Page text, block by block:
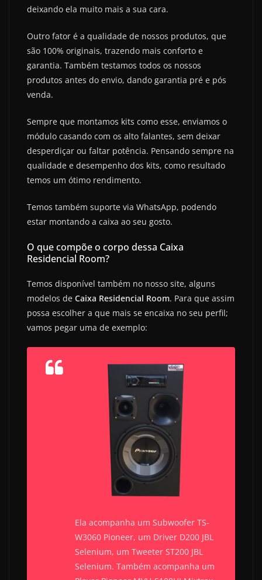
deixando ela muito mais a sua cara.
Outro fator é a qualidade de nossos produtos, que
são 100% originais, trazendo mais conforto e
garantia. Também testamos todos os nossos
produtos antes do envio, dando garantia pré e pós
venda.
Sempre que montamos kits como esse, enviamos o
módulo casando com os alto falantes, sem deixar
desperdiçar ou faltar potência. Pensando sempre na
qualidade e desempenho dos kits, como resultado
temos um ótimo rendimento.
Temos também suporte via WhatsApp, podendo
estar montando a caixa ao seu gosto.
O que compõe o corpo dessa Caixa
Residencial Room?
Temos disponível também no nosso site, alguns
modelos de Caixa Residencial Room. Para que assim
possa escolher a que mais se encaixa no seu perfil;
vamos pegar uma de exemplo:
Ela acompanha um Subwoofer TS-
W3060 Pioneer, um Driver D200 JBL
Selenium, um Tweeter ST200 JBL
Selenium. Também acompanha um